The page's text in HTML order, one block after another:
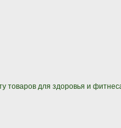
товаров для здоровья и